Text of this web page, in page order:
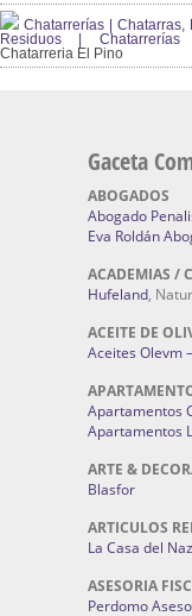
Chatarrerías | Chatarras,
Residuos | Chatarrerías
Chatarreria El Pino
Gaceta
ABOGADOS
Abogado
Eva Roldán
ACADEMIAS /
Hufeland,
ACEITE DE
Aceites Olevm
Apartamentos
Apartamentos
ARTE &
Blasfor
ARTICULOS
La Casa del
ASESORIA
Perdomo